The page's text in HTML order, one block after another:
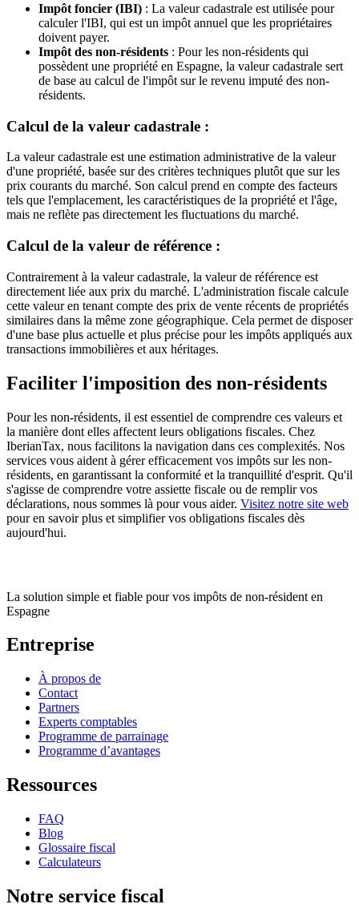
Impôt foncier (IBI) : La valeur cadastrale est utilisée pour
calculer l'IBI, qui est un impôt annuel que les propriétaires
doivent payer.
Impôt des non-résidents : Pour les non-résidents qui
possèdent une propriété en Espagne, la valeur cadastrale sert
de base au calcul de l'impôt sur le revenu imputé des non-
résidents.
Calcul de la valeur cadastrale :
La valeur cadastrale est une estimation administrative de la valeur
d'une propriété, basée sur des critères techniques plutôt que sur les
prix courants du marché. Son calcul prend en compte des facteurs
tels que l'emplacement, les caractéristiques de la propriété et l'âge,
mais ne reflète pas directement les fluctuations du marché.
Calcul de la valeur de référence :
Contrairement à la valeur cadastrale, la valeur de référence est
directement liée aux prix du marché. L'administration fiscale calcule
cette valeur en tenant compte des prix de vente récents de propriétés
similaires dans la même zone géographique. Cela permet de disposer
d'une base plus actuelle et plus précise pour les impôts appliqués aux
transactions immobilières et aux héritages.
Faciliter l'imposition des non-résidents
Pour les non-résidents, il est essentiel de comprendre ces valeurs et
la manière dont elles affectent leurs obligations fiscales. Chez
IberianTax, nous facilitons la navigation dans ces complexités. Nos
services vous aident à gérer efficacement vos impôts sur les non-
résidents, en garantissant la conformité et la tranquillité d'esprit. Qu'il
s'agisse de comprendre votre assiette fiscale ou de remplir vos
déclarations, nous sommes là pour vous aider. Visitez notre site web
pour en savoir plus et simplifier vos obligations fiscales dès
aujourd'hui.
La solution simple et fiable pour vos impôts de non-résident en
Espagne
Entreprise
À propos de
Contact
Partners
Experts comptables
Programme de parrainage
Programme d’avantages
Ressources
FAQ
Blog
Glossaire fiscal
Calculateurs
Notre service fiscal